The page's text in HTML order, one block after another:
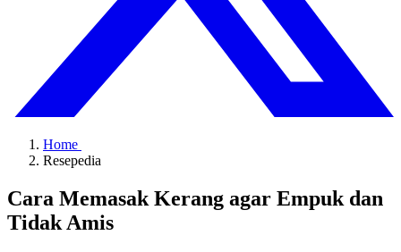
Home
Resepedia
Cara Memasak Kerang agar Empuk dan
Tidak Amis